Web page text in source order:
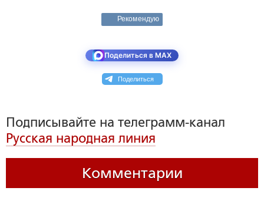
Рекомендую
Поделиться в MAX
Поделиться
Подписывайте на телеграмм-канал
Русская народная линия
Комментарии